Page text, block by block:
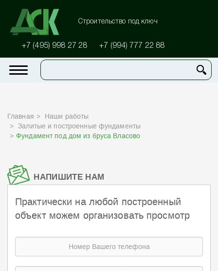
Строительство под ключ
+7 (495) 998 27 28 +7 (994) 777 22 88
Главная
Наши работы
Залитые и построенные фундаменты
Фундамент под дом из бруса Власово
НАПИШИТЕ НАМ
Практически на любой построенный
объект можем организовать просмотр